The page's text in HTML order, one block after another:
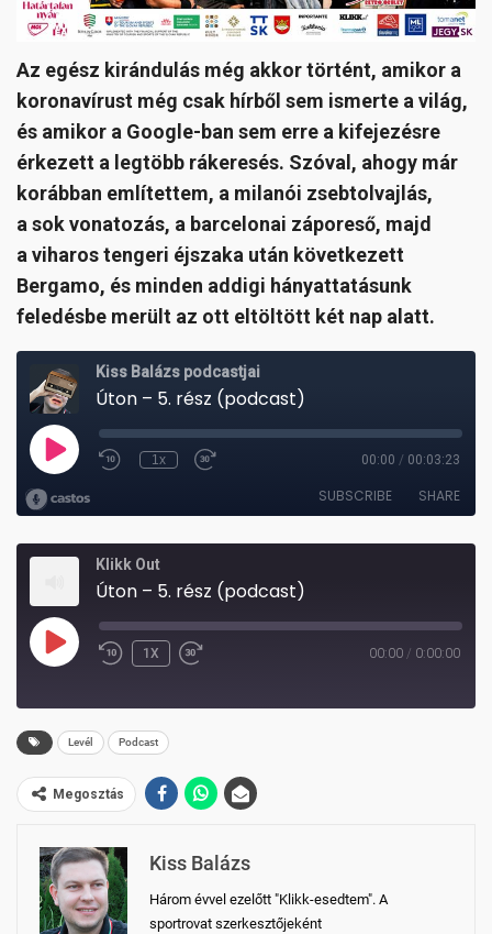
Az egész kirándulás még akkor történt, amikor a
koronavírust még csak hírből sem ismerte a világ,
és amikor a Google-ban sem erre a kifejezésre
érkezett a legtöbb rákeresés. Szóval, ahogy már
korábban említettem, a milanói zsebtolvajlás,
a sok vonatozás, a barcelonai záporeső, majd
a viharos tengeri éjszaka után következett
Bergamo, és minden addigi hányattatásunk
feledésbe merült az ott eltöltött két nap alatt.
Klikk Out
Úton – 5. rész (podcast)
PLAY
REWIND
1X
FAST
00:00 / 0:00:00
Levél Podcast
Megosztás
Kiss Balázs
Három évvel ezelőtt "Klikk-esedtem". A
sportrovat szerkesztőjeként